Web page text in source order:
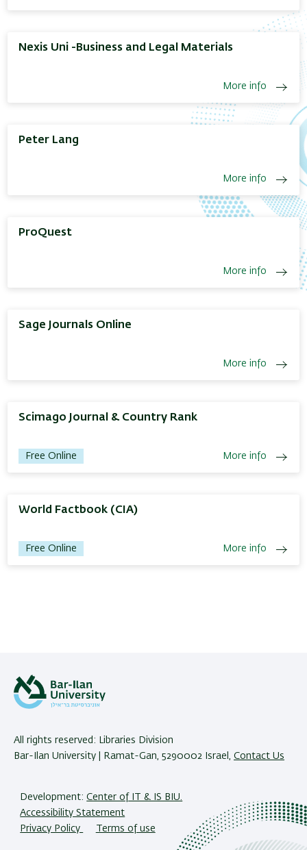
Nexis Uni -Business and Legal Materials
More info
Peter Lang
More info
ProQuest
More info
Sage Journals Online
More info
Scimago Journal & Country Rank
Free Online More info
World Factbook (CIA)
Free Online More info
All rights reserved: Libraries Division
Bar-Ilan University | Ramat-Gan, 5290002 Israel, Contact Us
Development:Center of IT & IS BIU.
Accessibility Statement
Privacy Policy
Terms of use